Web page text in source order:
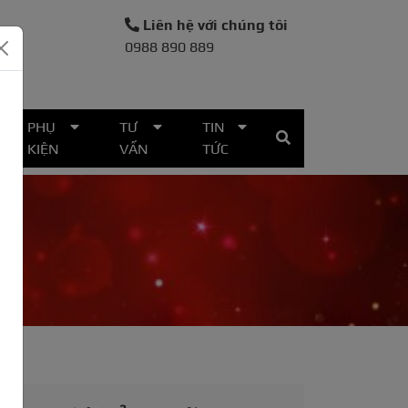
Liên hệ với chúng tôi
0988 890 889
PHỤ
KIỆN
TƯ
VẤN
TIN
TỨC